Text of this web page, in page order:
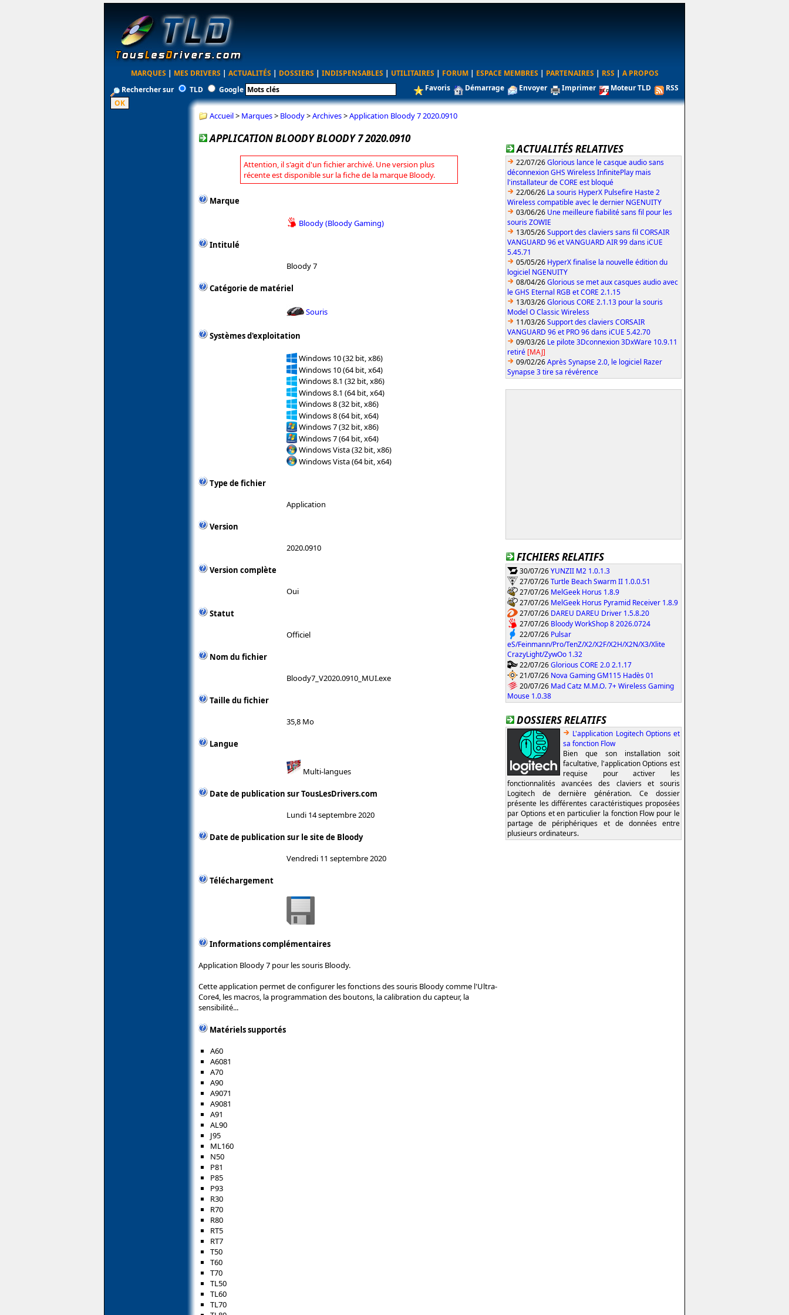
MARQUES | MES DRIVERS | ACTUALITÉS | DOSSIERS | INDISPENSABLES | UTILITAIRES | FORUM | ESPACE MEMBRES | PARTENAIRES | RSS | A PROPOS
Rechercher sur
TLD Google Favoris Démarrage Envoyer Imprimer Moteur TLD RSS
Accueil> Marques> Bloody>Archives>Application Bloody 7 2020.0910
APPLICATION BLOODY BLOODY 7 2020.0910
Attention, il s'agit d'un fichier archivé. Une version plus
récente est disponible sur la fiche de la marque Bloody.
Marque
Bloody (Bloody Gaming)
Intitulé
Bloody 7
Catégorie de matériel
Souris
Systèmes d'exploitation
Windows 10 (32 bit, x86)
Windows 10 (64 bit, x64)
Windows 8.1 (32 bit, x86)
Windows 8.1 (64 bit, x64)
Windows 8 (32 bit, x86)
Windows 8 (64 bit, x64)
Windows 7 (32 bit, x86)
Windows 7 (64 bit, x64)
Windows Vista (32 bit, x86)
Windows Vista (64 bit, x64)
Type de fichier
Application
Version
2020.0910
Version complète
Oui
Statut
Officiel
Nom du fichier
Bloody7_V2020.0910_MUI.exe
Taille du fichier
35,8 Mo
Langue
Multi-langues
Date de publication sur TousLesDrivers.com
Lundi 14 septembre 2020
Date de publication sur le site de Bloody
Vendredi 11 septembre 2020
Téléchargement
Informations complémentaires
Application Bloody 7 pour les souris Bloody.
Cette application permet de configurer les fonctions des souris Bloody comme l'Ultra-
Core4, les macros, la programmation des boutons, la calibration du capteur, la
sensibilité...
Matériels supportés
A60
A6081
A70
A90
A9071
A9081
A91
AL90
J95
ML160
N50
P81
P85
P93
R30
R70
R80
RT5
RT7
T50
T60
T70
TL50
TL60
TL70
ACTUALITÉS RELATIVES
22/07/26Glorious lance le casque audio sans
déconnexion GHS Wireless InfinitePlay mais
l'installateur de CORE est bloqué
22/06/26 La souris HyperX Pulsefire Haste 2
Wireless compatible avec le dernier NGENUITY
03/06/26 Une meilleure fiabilité sans fil pour les
souris ZOWIE
13/05/26Support des claviers sans fil CORSAIR
VANGUARD 96 et VANGUARD AIR 99 dans iCUE
5.45.71
05/05/26 HyperX finalise la nouvelle édition du
logiciel NGENUITY
08/04/26Glorious se met aux casques audio avec
le GHS Eternal RGB et CORE 2.1.15
13/03/26Glorious CORE 2.1.13 pour la souris
Model O Classic Wireless
11/03/26Support des claviers CORSAIR
VANGUARD 96 et PRO 96 dans iCUE 5.42.70
09/03/26 Le pilote 3Dconnexion 3DxWare 10.9.11
retiré [MAJ]
09/02/26Après Synapse 2.0, le logiciel Razer
Synapse 3 tire sa révérence
FICHIERS RELATIFS
30/07/26YUNZII M2 1.0.1.3
27/07/26Turtle Beach Swarm II 1.0.0.51
27/07/26 MelGeek Horus 1.8.9
27/07/26 MelGeek Horus Pyramid Receiver 1.8.9
27/07/26 DAREU DAREU Driver 1.5.8.20
27/07/26 Bloody WorkShop 8 2026.0724
22/07/26 Pulsar
eS/Feinmann/Pro/TenZ/X2/X2F/X2H/X2N/X3/Xlite
CrazyLight/ZywOo 1.32
22/07/26Glorious CORE 2.0 2.1.17
21/07/26 Nova Gaming GM115 Hadès 01
20/07/26 Mad Catz M.M.O. 7+ Wireless Gaming
Mouse 1.0.38
DOSSIERS RELATIFS
L'application Logitech Options et
sa fonction Flow
Bien que son installation soit
facultative, l'application Options est
requise pour activer les
fonctionnalités avancées des claviers et souris
Logitech de dernière génération. Ce dossier
présente les différentes caractéristiques proposées
par Options et en particulier la fonction Flow pour le
partage de périphériques et de données entre
plusieurs ordinateurs.